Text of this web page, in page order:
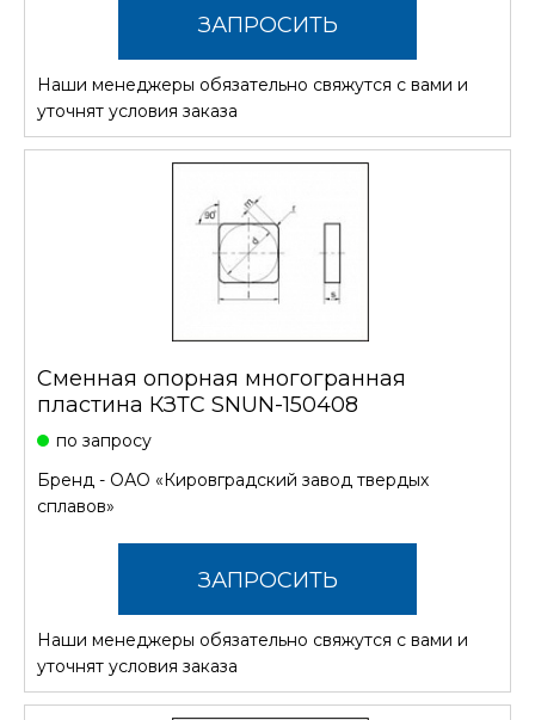
ЗАПРОСИТЬ
СТОИМОСТЬ
Наши менеджеры обязательно свяжутся с вами и
уточнят условия заказа
Сменная опорная многогранная
пластина КЗТС SNUN-150408
по запросу
Бренд - ОАО «Кировградский завод твердых
сплавов»
ЗАПРОСИТЬ
СТОИМОСТЬ
Наши менеджеры обязательно свяжутся с вами и
уточнят условия заказа